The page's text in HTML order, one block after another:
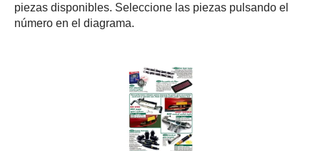
piezas disponibles. Seleccione las piezas pulsando el
número en el diagrama.